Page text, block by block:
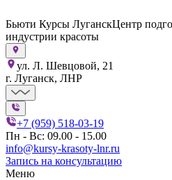
Бьюти Курсы ЛуганскЦентр
индустрии красоты
ул. Л. Шевцовой, 21
г. Луганск, ЛНР
+7 (959) 518-03-19
Пн - Вс: 09.00 - 15.00
info@kursy-krasoty-lnr.ru
Запись на консультацию
Меню